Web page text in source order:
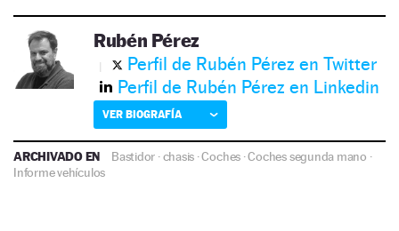
Rubén Pérez
Perfil de Rubén Pérez en Twitter
Perfil de Rubén Pérez en Linkedin
VER BIOGRAFÍA
ARCHIVADO EN Bastidor ·chasis ·Coches ·Coches segunda mano ·
Informe vehículos